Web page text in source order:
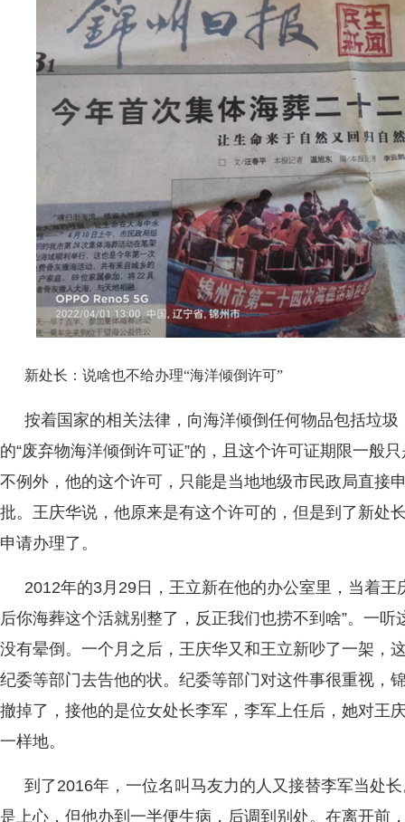
新处长：说啥也不给办理“海洋倾倒许可”
按着国家的相关法律，向海洋倾倒任何物品包括垃
的“废弃物海洋倾倒许可证”的，且这个许可证期限一般
不例外，他的这个许可，只能是当地地级市民政局直接
批。王庆华说，他原来是有这个许可的，但是到了新处
申请办理了。
2012年的3月29日，王立新在他的办公室里，当着王
后你海葬这个活就别整了，反正我们也捞不到啥”。一
没有晕倒。一个月之后，王庆华又和王立新吵了一架，
纪委等部门去告他的状。纪委等部门对这件事很重视，
撤掉了，接他的是位女处长李军，李军上任后，她对王
一样地。
到了2016年，一位名叫马友力的人又接替李军当处
是上心，但他办到一半便生病，后调到别处。在离开前